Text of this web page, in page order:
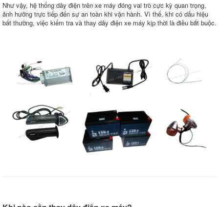
Như vậy, hệ thống dây điện trên xe máy đóng vai trò cực kỳ quan trọng,
ảnh hưởng trực tiếp đến sự an toàn khi vận hành. Vì thế, khi có dấu hiệu
bất thường, việc kiểm tra và thay dây điện xe máy kịp thời là điều bắt buộc.